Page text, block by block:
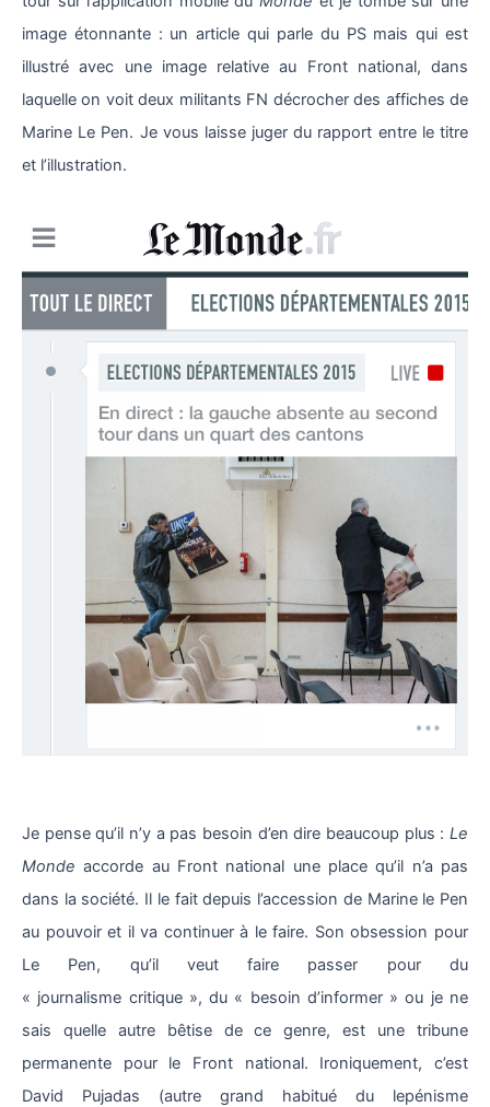
image étonnante : un article qui parle du PS mais qui est
illustré avec une image relative au Front national, dans
laquelle on voit deux militants FN décrocher des affiches de
Marine Le Pen. Je vous laisse juger du rapport entre le titre
et l’illustration.
Je pense qu’il n’y a pas besoin d’en dire beaucoup plus : Le
Monde accorde au Front national une place qu’il n’a pas
dans la société. Il le fait depuis l’accession de Marine le Pen
au pouvoir et il va continuer à le faire. Son obsession pour
Le Pen, qu’il veut faire passer pour du
« journalisme critique », du « besoin d’informer » ou je ne
sais quelle autre bêtise de ce genre, est une tribune
permanente pour le Front national. Ironiquement, c’est
David Pujadas (autre grand habitué du lepénisme